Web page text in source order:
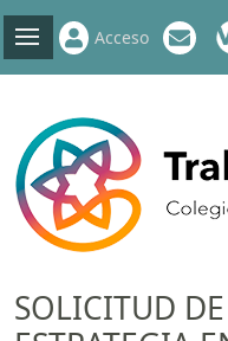
Acceso
SOLICITUD